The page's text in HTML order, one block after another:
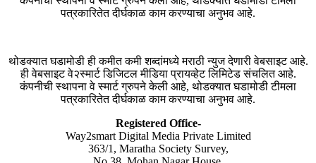
पत्रकारितेत दीर्घकाळ काम करण्याचा अनुभव आहे.
थोडक्यात घडामोडी ही कमीत कमी शब्दांमध्ये मराठी न्युज देणारी वेबसाइट आहे.
ही वेबसाइट वे२स्मार्ट डिजिटल मीडिया प्रायव्हेट लिमिटेड संचलित आहे.
कंपनीची स्थापना वे स्मार्ट ग्रुपने केली आहे, थोडक्यात घडामोडी टीमला
पत्रकारितेत दीर्घकाळ काम करण्याचा अनुभव आहे.
Registered Office-
Way2smart Digital Media Private Limited
363/1, Maratha Society Survey,